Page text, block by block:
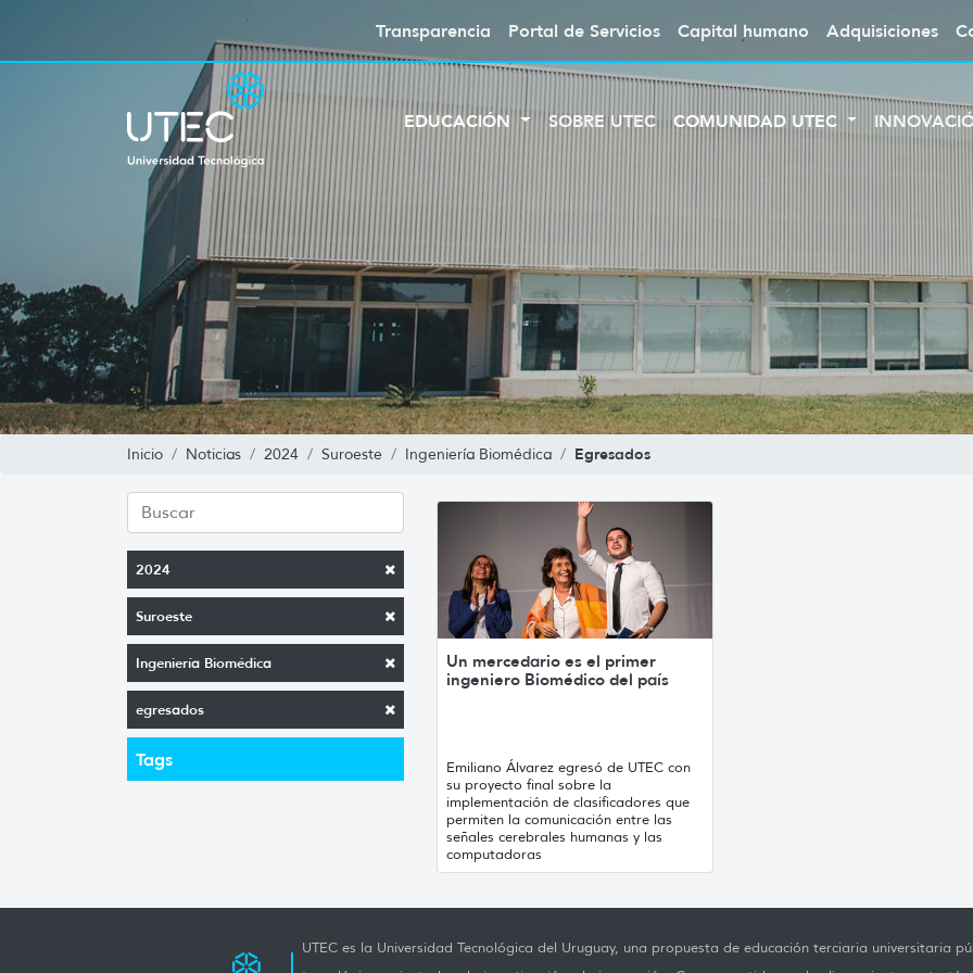
Transparencia Portal de Servicios Capital humano Adquisiciones
EDUCACIÓN SOBRE UTEC COMUNIDAD UTEC
Inicio Noticias 2024 Suroeste Ingeniería Biomédica Egresados
2024
Suroeste
Ingeniería Biomédica
egresados
Tags
Un mercedario es el primer
ingeniero Biomédico del país
Emiliano Álvarez egresó de UTEC con
su proyecto final sobre la
implementación de clasificadores que
permiten la comunicación entre las
señales cerebrales humanas y las
computadoras
UTEC es la Universidad Tecnológica del Uruguay, una propuesta de educación terciaria universitaria